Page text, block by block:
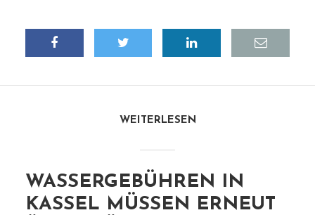
WEITERLESEN
WASSERGEBÜHREN IN
KASSEL MÜSSEN ERNEUT